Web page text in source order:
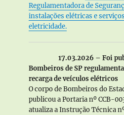
Regulamentadora de
instalações elétricas e
eletricidade.
17.03.2026 – Foi
Bombeiros de SP
recarga de veículos elétricos
O corpo de Bombeiros do
publicou a Portaria nº CCB-
atualiza a Instrução Técnica